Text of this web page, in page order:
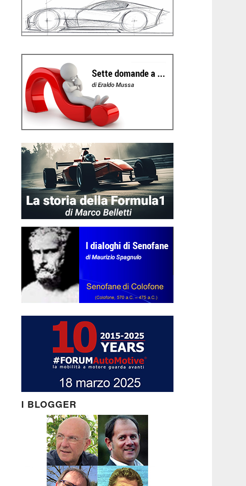
I BLOGGER